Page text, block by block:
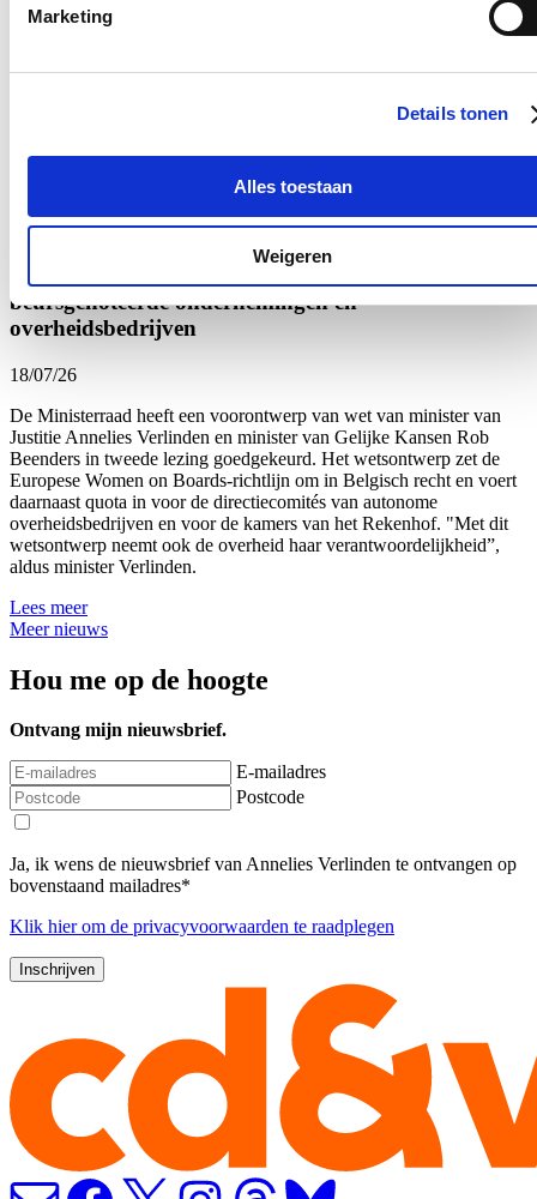
Marketing
Details tonen
Alles toestaan
Weigeren
Tomorrowland
Nationaal Instituut voor Criminalistiek en Criminologieop
onmiddellijk de drugs die door de politie in beslag worden
Lees meer
beursgenoteerde ondernemingen en
overheidsbedrijven
18/07/26
De Ministerraad heeft een voorontwerp van wet van minister van
Justitie Annelies Verlinden en minister van Gelijke Kansen Rob
Beenders in tweede lezing goedgekeurd. Het wetsontwerp zet de
Europese Women on Boards-richtlijn om in Belgisch recht en voert
daarnaast quota in voor de directiecomités van autonome
overheidsbedrijven en voor de kamers van het Rekenhof. "Met dit
wetsontwerp neemt ook de overheid haar verantwoordelijkheid”,
aldus minister Verlinden.
Lees meer
Meer nieuws
Hou me op de hoogte
Ontvang mijn nieuwsbrief.
E-mailadres
Postcode
Ja, ik wens de nieuwsbrief van Annelies Verlinden te ontvangen op
bovenstaand mailadres*
Klik hierom de privacyvoorwaarden te raadplegen